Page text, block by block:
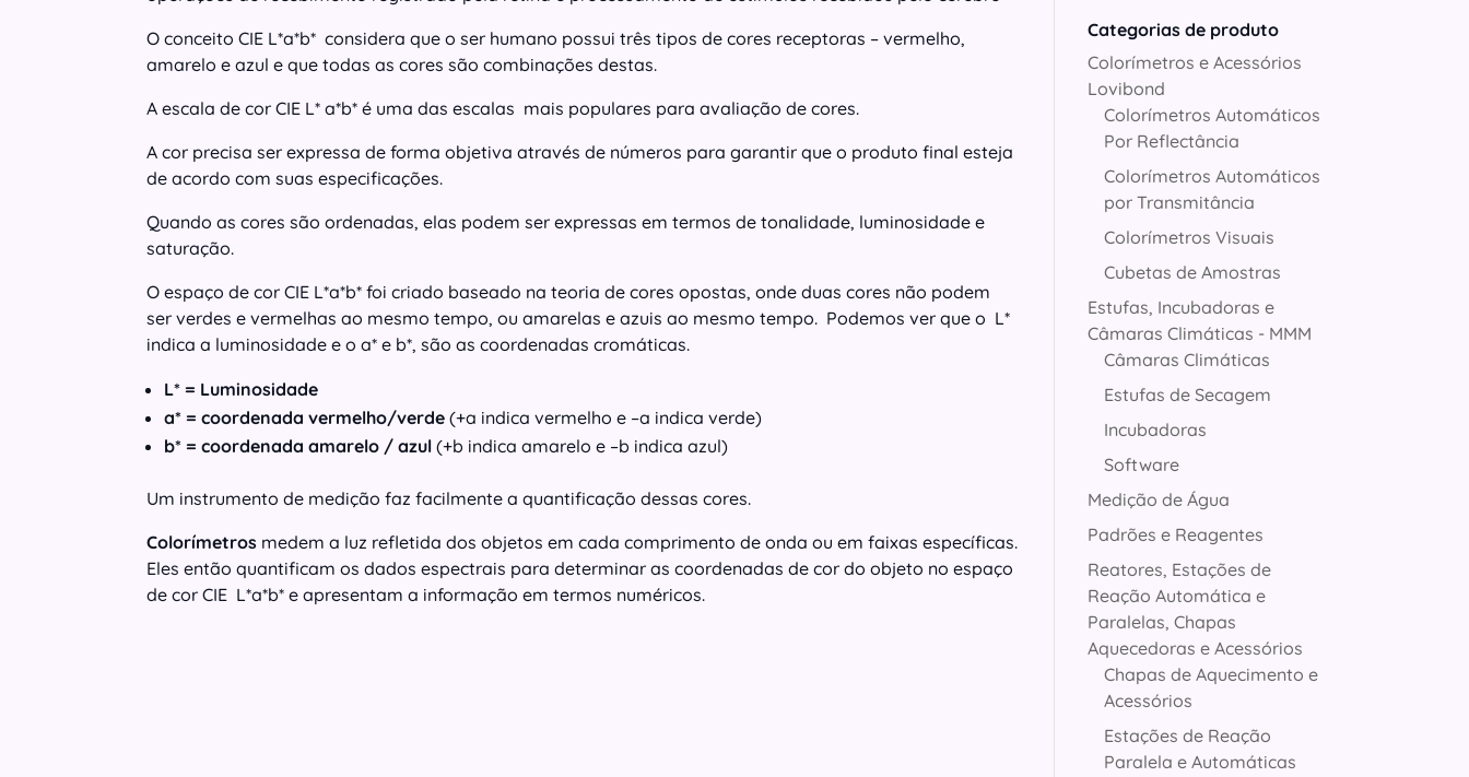
O conceito CIE L*a*b* considera que o ser humano possui três tipos de cores receptoras – vermelho,
amarelo e azul e que todas as cores são combinações destas.
A escala de cor CIE L* a*b* é uma das escalas mais populares para avaliação de cores.
A cor precisa ser expressa de forma objetiva através de números para garantir que o produto final esteja
de acordo com suas especificações.
Quando as cores são ordenadas, elas podem ser expressas em termos de tonalidade, luminosidade e
saturação.
O espaço de cor CIE L*a*b* foi criado baseado na teoria de cores opostas, onde duas cores não podem
ser verdes e vermelhas ao mesmo tempo, ou amarelas e azuis ao mesmo tempo. Podemos ver que o L*
indica a luminosidade e o a* e b*, são as coordenadas cromáticas.
L* = Luminosidade
a* = coordenada vermelho/verde (+a indica vermelho e –a indica verde)
b* = coordenada amarelo / azul (+b indica amarelo e –b indica azul)
Um instrumento de medição faz facilmente a quantificação dessas cores.
Colorímetros medem a luz refletida dos objetos em cada comprimento de onda ou em faixas específicas.
Eles então quantificam os dados espectrais para determinar as coordenadas de cor do objeto no espaço
de cor CIE L*a*b* e apresentam a informação em termos numéricos.
Categorias de produto
Colorímetros e Acessórios
Lovibond
Colorímetros Automáticos
Por Reflectância
Colorímetros Automáticos
por Transmitância
Colorímetros Visuais
Cubetas de Amostras
Estufas, Incubadoras e
Câmaras Climáticas - MMM
Câmaras Climáticas
Estufas de Secagem
Incubadoras
Software
Medição de Água
Padrões e Reagentes
Reatores, Estações de
Reação Automática e
Paralelas, Chapas
Aquecedoras e Acessórios
Chapas de Aquecimento e
Acessórios
Estações de Reação
Paralela e Automáticas